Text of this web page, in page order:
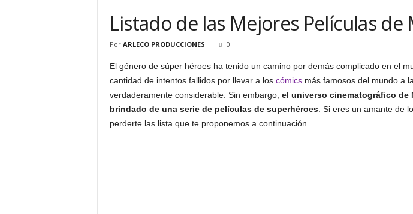
Listado de las Mejores Películas de
Por ARLECO PRODUCCIONES 0
El género de súper héroes ha tenido un camino por demás complicado en el
cantidad de intentos fallidos por llevar a los cómicsmás famosos del mundo a
verdaderamente considerable. Sin embargo, el universo cinematográfico de
brindado de una serie de películas de superhéroes. Si eres un amante de
perderte las lista que te proponemos a continuación.